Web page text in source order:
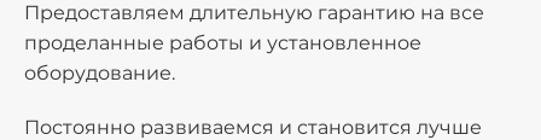
Предоставляем длительную гарантию на все
проделанные работы и установленное
оборудование.
Постоянно развиваемся и становится лучше